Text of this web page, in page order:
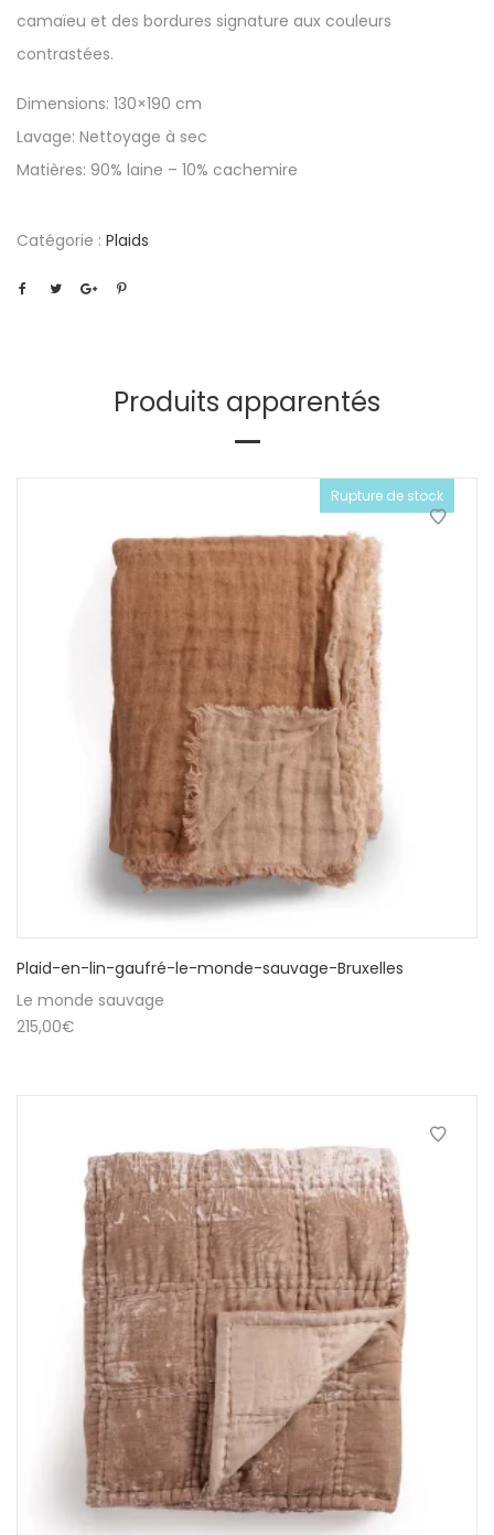
camaïeu et des bordures signature aux couleurs
contrastées.
Dimensions: 130×190 cm
Lavage: Nettoyage à sec
Matières: 90% laine – 10% cachemire
Catégorie : Plaids
Produits apparentés
Rupture de stock
Plaid-en-lin-gaufré-le-monde-sauvage-Bruxelles
Le monde sauvage
215,00€